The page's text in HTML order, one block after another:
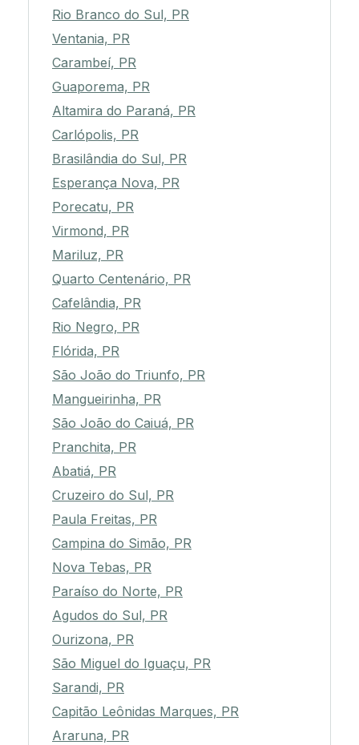
Rio Branco do Sul, PR
Ventania, PR
Carambeí, PR
Guaporema, PR
Altamira do Paraná, PR
Carlópolis, PR
Brasilândia do Sul, PR
Esperança Nova, PR
Porecatu, PR
Virmond, PR
Mariluz, PR
Quarto Centenário, PR
Cafelândia, PR
Rio Negro, PR
Flórida, PR
São João do Triunfo, PR
Mangueirinha, PR
São João do Caiuá, PR
Pranchita, PR
Abatiá, PR
Cruzeiro do Sul, PR
Paula Freitas, PR
Campina do Simão, PR
Nova Tebas, PR
Paraíso do Norte, PR
Agudos do Sul, PR
Ourizona, PR
São Miguel do Iguaçu, PR
Sarandi, PR
Capitão Leônidas Marques, PR
Araruna, PR